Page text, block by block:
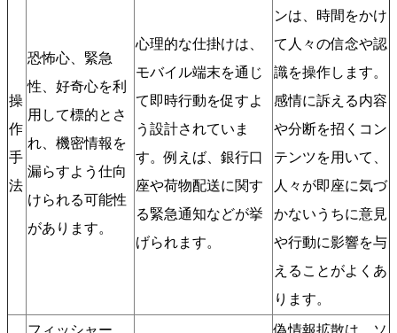
操
作
手
法
恐怖心、緊急
性、好奇心を利
用して標的とさ
れ、機密情報を
漏らすよう仕向
けられる可能性
があります。
心理的な仕掛けは、
モバイル端末を通じ
て即時行動を促すよ
う設計されていま
す。例えば、銀行口
座や荷物配送に関す
る緊急通知などが挙
げられます。
ンは、時間をかけ
て人々の信念や認
識を操作します。
感情に訴える内容
や分断を招くコン
テンツを用いて、
人々が即座に気づ
かないうちに意見
や行動に影響を与
えることがよくあ
ります。